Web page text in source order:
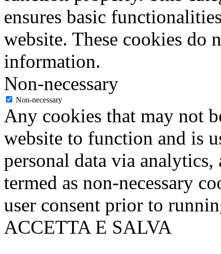
ensures basic
website. These cookies do
information.
Non-necessary
Non-necessary
Any cookies that may not
website to function and is
personal data via analytics,
termed as non-necessary
user consent prior to
ACCETTA E SALVA